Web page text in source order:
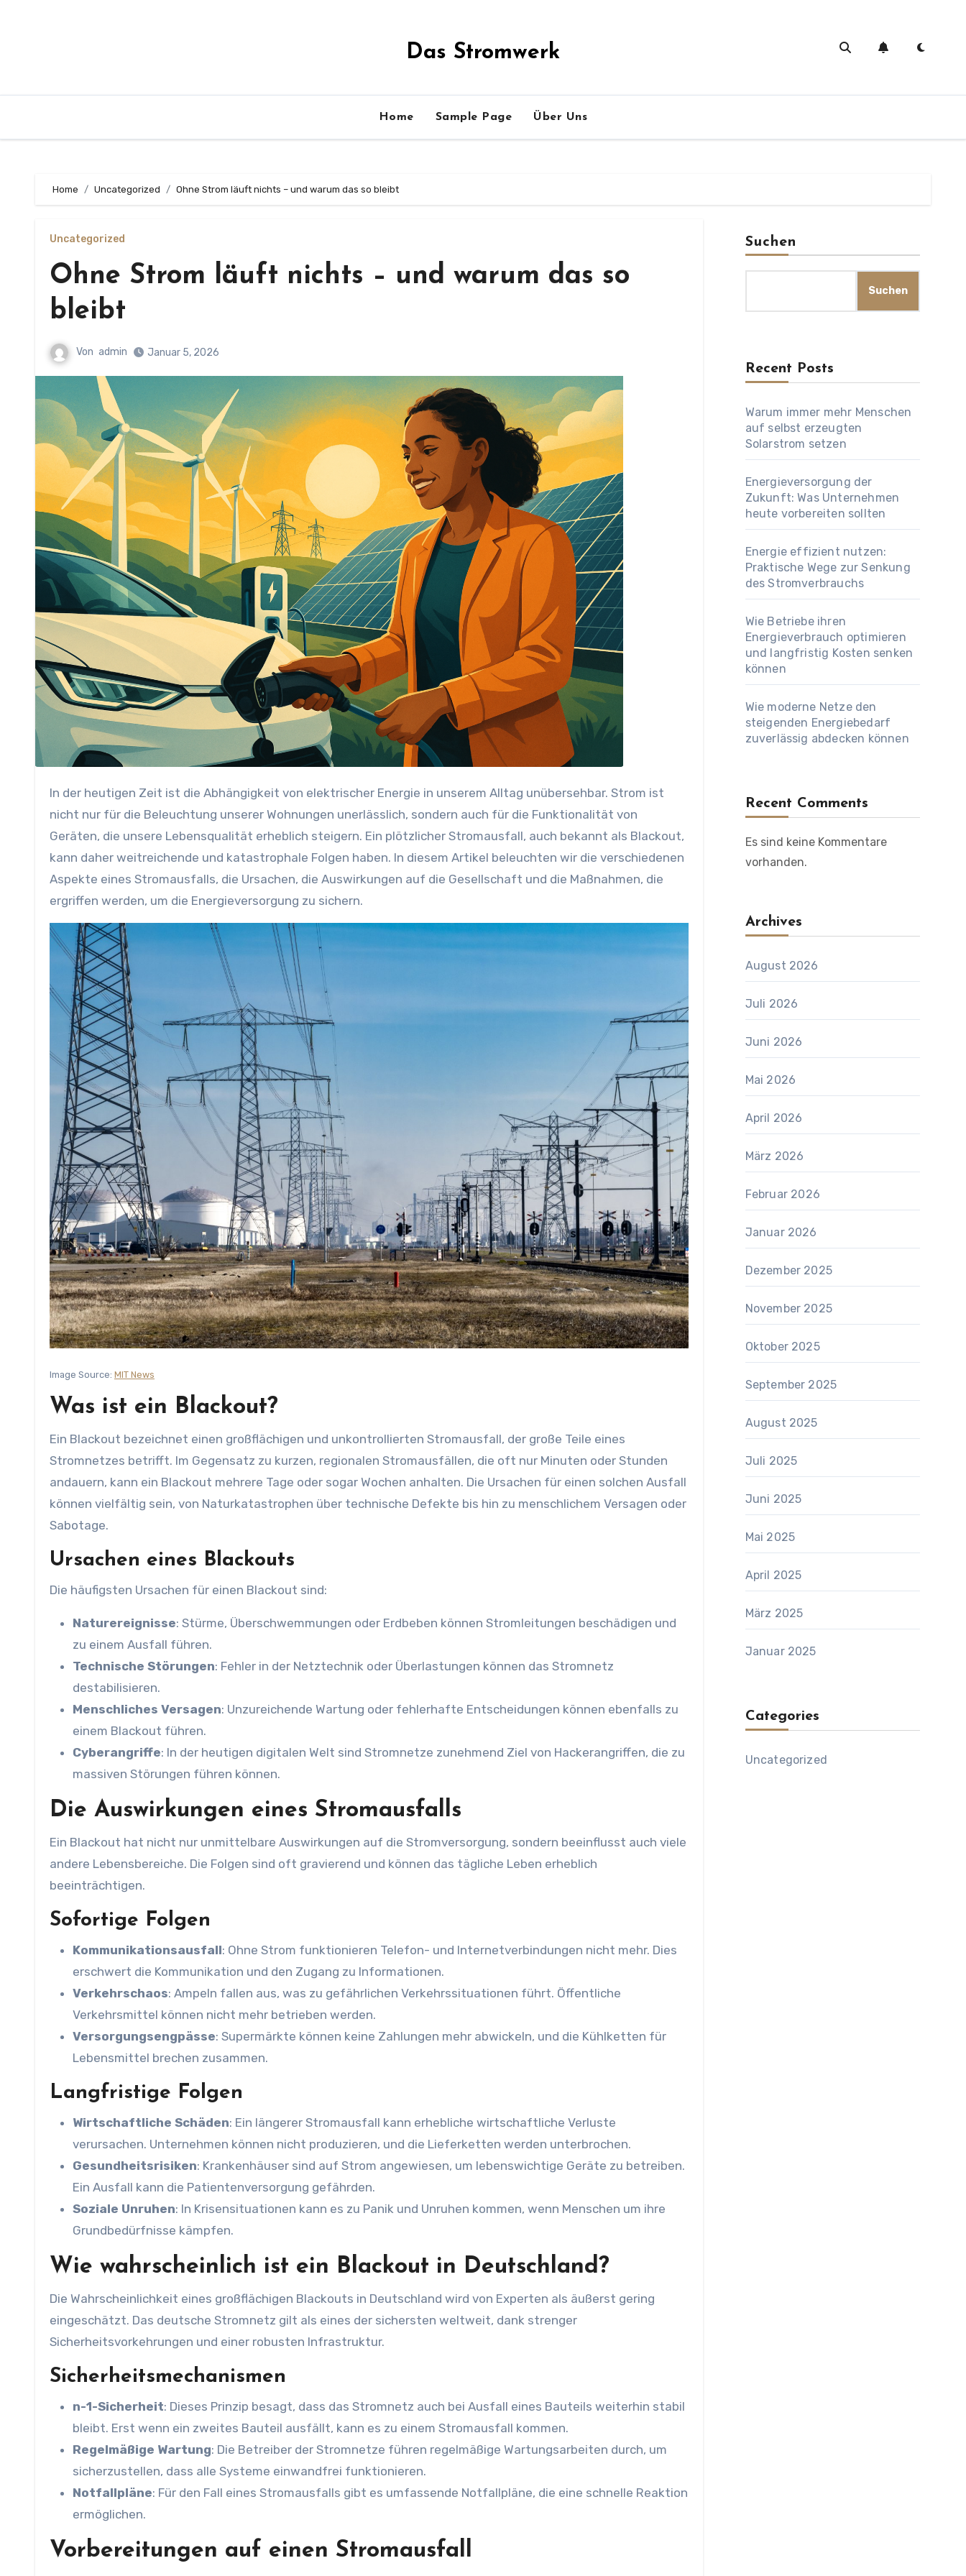
Das Stromwerk
Home Sample Page Über Uns
Home Uncategorized Ohne Strom läuft nichts – und warum das so bleibt
Uncategorized
Ohne Strom läuft nichts – und warum das so
bleibt
Von admin Januar 5, 2026
In der heutigen Zeit ist die Abhängigkeit von elektrischer Energie in unserem Alltag unübersehbar. Strom ist
nicht nur für die Beleuchtung unserer Wohnungen unerlässlich, sondern auch für die Funktionalität von
Geräten, die unsere Lebensqualität erheblich steigern. Ein plötzlicher Stromausfall, auch bekannt als Blackout,
kann daher weitreichende und katastrophale Folgen haben. In diesem Artikel beleuchten wir die verschiedenen
Aspekte eines Stromausfalls, die Ursachen, die Auswirkungen auf die Gesellschaft und die Maßnahmen, die
ergriffen werden, um die Energieversorgung zu sichern.
Image Source: MIT News
Was ist ein Blackout?
Ein Blackout bezeichnet einen großflächigen und unkontrollierten Stromausfall, der große Teile eines
Stromnetzes betrifft. Im Gegensatz zu kurzen, regionalen Stromausfällen, die oft nur Minuten oder Stunden
andauern, kann ein Blackout mehrere Tage oder sogar Wochen anhalten. Die Ursachen für einen solchen Ausfall
können vielfältig sein, von Naturkatastrophen über technische Defekte bis hin zu menschlichem Versagen oder
Sabotage.
Ursachen eines Blackouts
Die häufigsten Ursachen für einen Blackout sind:
Naturereignisse: Stürme, Überschwemmungen oder Erdbeben können Stromleitungen beschädigen und
zu einem Ausfall führen.
Technische Störungen: Fehler in der Netztechnik oder Überlastungen können das Stromnetz
destabilisieren.
Menschliches Versagen: Unzureichende Wartung oder fehlerhafte Entscheidungen können ebenfalls zu
einem Blackout führen.
Cyberangriffe: In der heutigen digitalen Welt sind Stromnetze zunehmend Ziel von Hackerangriffen, die zu
massiven Störungen führen können.
Die Auswirkungen eines Stromausfalls
Ein Blackout hat nicht nur unmittelbare Auswirkungen auf die Stromversorgung, sondern beeinflusst auch viele
andere Lebensbereiche. Die Folgen sind oft gravierend und können das tägliche Leben erheblich
beeinträchtigen.
Sofortige Folgen
Kommunikationsausfall: Ohne Strom funktionieren Telefon- und Internetverbindungen nicht mehr. Dies
erschwert die Kommunikation und den Zugang zu Informationen.
Verkehrschaos: Ampeln fallen aus, was zu gefährlichen Verkehrssituationen führt. Öffentliche
Verkehrsmittel können nicht mehr betrieben werden.
Versorgungsengpässe: Supermärkte können keine Zahlungen mehr abwickeln, und die Kühlketten für
Lebensmittel brechen zusammen.
Langfristige Folgen
Wirtschaftliche Schäden: Ein längerer Stromausfall kann erhebliche wirtschaftliche Verluste
verursachen. Unternehmen können nicht produzieren, und die Lieferketten werden unterbrochen.
Gesundheitsrisiken: Krankenhäuser sind auf Strom angewiesen, um lebenswichtige Geräte zu betreiben.
Ein Ausfall kann die Patientenversorgung gefährden.
Soziale Unruhen: In Krisensituationen kann es zu Panik und Unruhen kommen, wenn Menschen um ihre
Grundbedürfnisse kämpfen.
Wie wahrscheinlich ist ein Blackout in Deutschland?
Die Wahrscheinlichkeit eines großflächigen Blackouts in Deutschland wird von Experten als äußerst gering
eingeschätzt. Das deutsche Stromnetz gilt als eines der sichersten weltweit, dank strenger
Sicherheitsvorkehrungen und einer robusten Infrastruktur.
Sicherheitsmechanismen
n-1-Sicherheit: Dieses Prinzip besagt, dass das Stromnetz auch bei Ausfall eines Bauteils weiterhin stabil
bleibt. Erst wenn ein zweites Bauteil ausfällt, kann es zu einem Stromausfall kommen.
Regelmäßige Wartung: Die Betreiber der Stromnetze führen regelmäßige Wartungsarbeiten durch, um
sicherzustellen, dass alle Systeme einwandfrei funktionieren.
Notfallpläne: Für den Fall eines Stromausfalls gibt es umfassende Notfallpläne, die eine schnelle Reaktion
ermöglichen.
Vorbereitungen auf einen Stromausfall
Suchen
Suchen
Recent Posts
Warum immer mehr Menschen
auf selbst erzeugten
Solarstrom setzen
Energieversorgung der
Zukunft: Was Unternehmen
heute vorbereiten sollten
Energie effizient nutzen:
Praktische Wege zur Senkung
des Stromverbrauchs
Wie Betriebe ihren
Energieverbrauch optimieren
und langfristig Kosten senken
können
Wie moderne Netze den
steigenden Energiebedarf
zuverlässig abdecken können
Recent Comments
Es sind keine Kommentare
vorhanden.
Archives
August 2026
Juli 2026
Juni 2026
Mai 2026
April 2026
März 2026
Februar 2026
Januar 2026
Dezember 2025
November 2025
Oktober 2025
September 2025
August 2025
Juli 2025
Juni 2025
Mai 2025
April 2025
März 2025
Januar 2025
Categories
Uncategorized